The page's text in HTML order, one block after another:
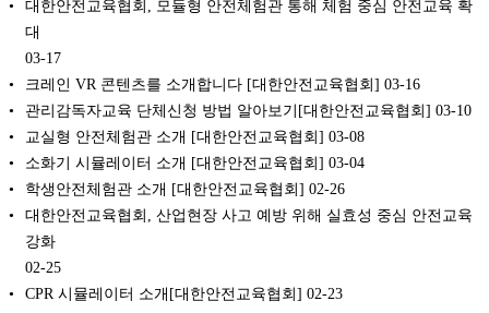
대한안전교육협회, 모듈형 안전체험관 통해 체험 중심 안전교육 확
대
03-17
크레인 VR 콘텐츠를 소개합니다 [대한안전교육협회] 03-16
관리감독자교육 단체신청 방법 알아보기[대한안전교육협회] 03-10
교실형 안전체험관 소개 [대한안전교육협회] 03-08
소화기 시뮬레이터 소개 [대한안전교육협회] 03-04
학생안전체험관 소개 [대한안전교육협회] 02-26
대한안전교육협회, 산업현장 사고 예방 위해 실효성 중심 안전교육
강화
02-25
CPR 시뮬레이터 소개[대한안전교육협회] 02-23